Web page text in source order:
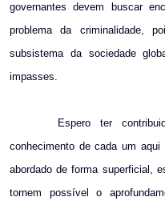
governantes devem buscar
problema da criminalidade,
subsistema da sociedade
impasses.
Espero ter
conhecimento de cada um
abordado de forma superficial,
tornem possível o